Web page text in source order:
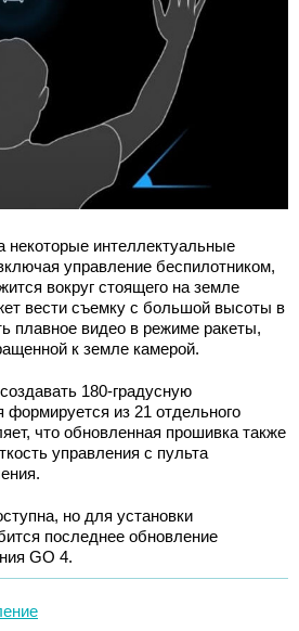
некоторые интеллектуальные
управление беспилотником,
вокруг стоящего на земле
вести съемку с большой высоты в
плавное видео в режиме ракеты,
к земле камерой.
180-градусную
из 21 отдельного
что обновленная прошивка также
управления с пульта
но для установки
последнее обновление
GO 4.